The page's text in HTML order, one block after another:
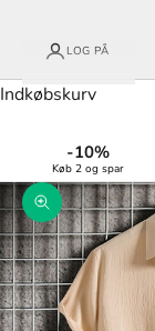
LOG PÅ
Indkøbskurv
-10%
Køb 2 og spar
Zoom